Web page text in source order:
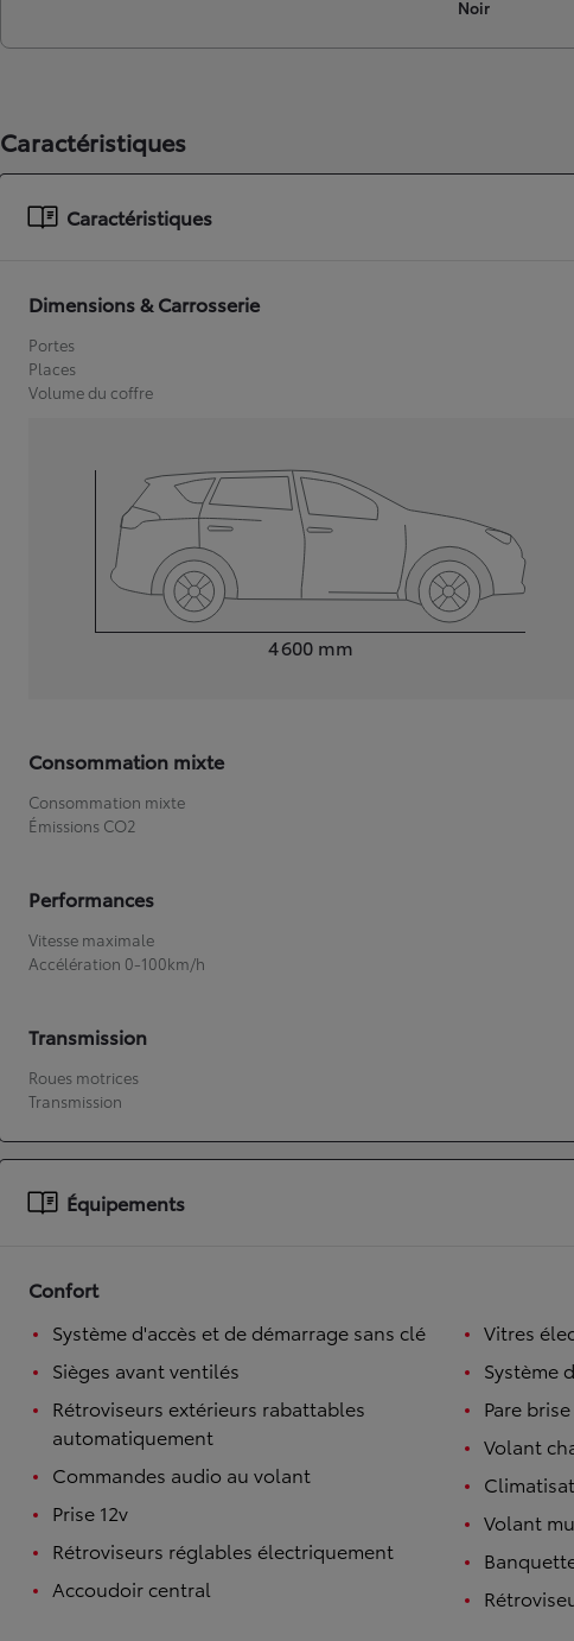
À partir de 19 700 €
Noir
Caractéristiques
Caractéristiques
Dimensions & Carrosserie
Portes
Places
Volume du coffre
4 600 mm
Consommation mixte
Consommation mixte
Émissions CO2
Performances
Vitesse maximale
Accélération 0-100km/h
Transmission
Roues motrices
Transmission
Équipements
Confort
Système d'accès et de démarrage sans clé
Sièges avant ventilés
Rétroviseurs extérieurs rabattables
automatiquement
Commandes audio au volant
Prise 12v
Rétroviseurs réglables électriquement
Accoudoir central
Vitres
Système
Pare
Volant
Volant